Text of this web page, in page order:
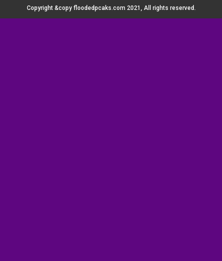
Copyright &copy floodedpcaks.com 2021, All rights reserved.